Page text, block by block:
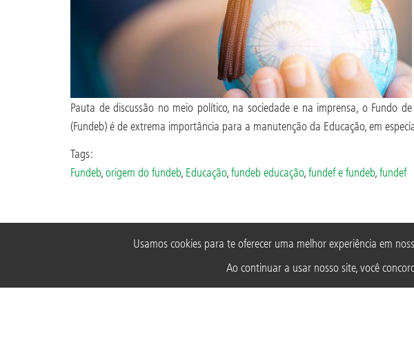
Usamos cookies para te oferecer uma melhor experiência em
Ao continuar a usar nosso site, você
Pauta de discussão no meio político, na sociedade e na imprensa, o Fundo
(Fundeb) é de extrema importância para a manutenção da Educação, em
Tags:
Fundeb,origem do fundeb, Educação,fundeb educação,fundef e fundeb,fundef